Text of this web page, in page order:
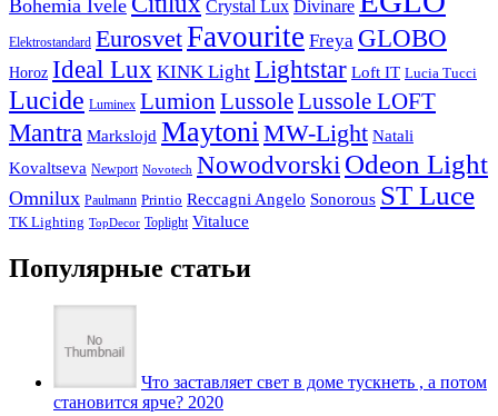
Bohemia Ivele Crystal Lux Divinare
Elektrostandard EurosvetFavourite Freya GLOBO
Horoz Ideal Lux KINK Light Lightstar Loft IT Lucia Tucci
Lucide Luminex Lumion LussoleLussole LOFT
Mantra Markslojd Maytoni MW-Light Natali
Kovaltseva Newport Novotech Nowodvorski Odeon Light
Omnilux Paulmann Printio Reccagni Angelo Sonorous ST Luce
TK Lighting TopDecor Toplight Vitaluce
Популярные статьи
Что заставляет свет в доме тускнеть , а потом
становится ярче? 2020